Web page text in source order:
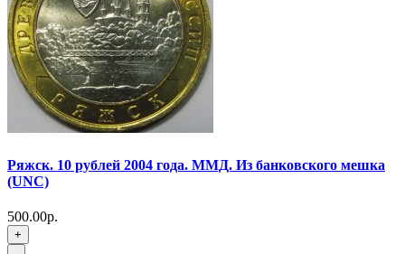
Ряжск. 10 рублей 2004 года. ММД. Из банковского мешка
(UNC)
500.00р.
+